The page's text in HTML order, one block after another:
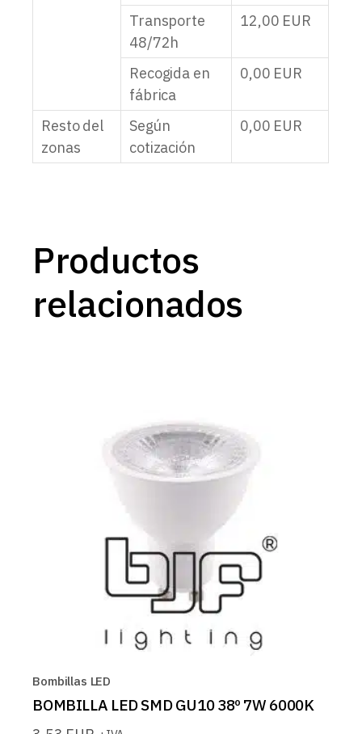
Transporte
48/72h
12,00 EUR
Recogida en
fábrica
0,00 EUR
Resto del
zonas
Según
cotización
0,00 EUR
Productos
relacionados
Bombillas LED
BOMBILLA LED SMD GU10 38º 7W 6000K